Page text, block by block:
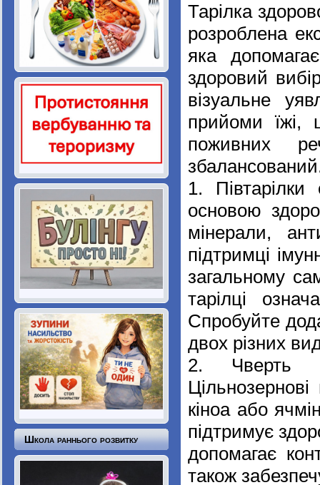
Школа раннього розвитку
Тарілка
розроблена
яка
здоровий
візуальне
прийоми їжі,
поживних
1.
основою
мінерали,
підтримці
загальному
тарілці
Спробуйте
двох різних
2. Чверть
кіноа або
підтримує
допомагає
також